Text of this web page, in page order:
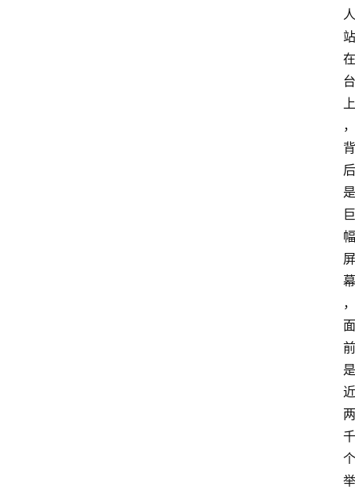
人
站
在
台
上
，
背
后
是
巨
幅
屏
幕
，
面
前
是
近
两
千
个
举